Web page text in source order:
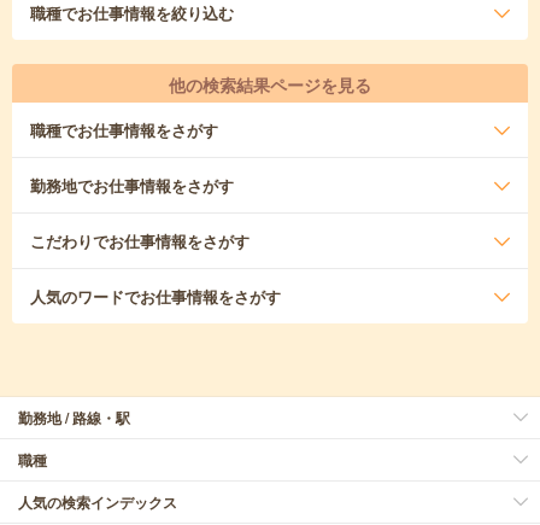
職種でお仕事情報を絞り込む
他の検索結果ページを見る
職種でお仕事情報をさがす
勤務地でお仕事情報をさがす
こだわりでお仕事情報をさがす
人気のワードでお仕事情報をさがす
勤務地 / 路線・駅
職種
人気の検索インデックス